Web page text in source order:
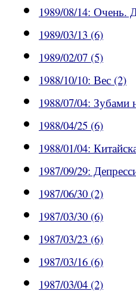
1989/08/14: Очень.
1989/03/13 (6)
1989/02/07 (5)
1988/10/10: Вес (2)
1988/07/04: Зубами
1988/04/25 (6)
1988/01/04:
1987/09/29:
1987/06/30 (2)
1987/03/30 (6)
1987/03/23 (6)
1987/03/16 (6)
1987/03/04 (2)